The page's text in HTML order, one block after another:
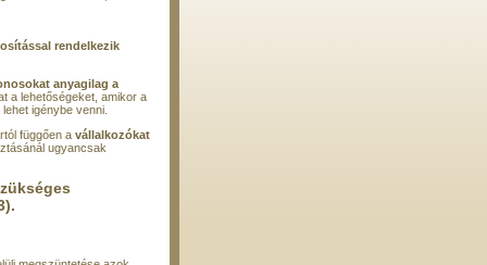
rendelkezik
anyagilag a
a lehetőségeket, amikor a
igénybe venni.
függően a vállalkozókat
ugyancsak